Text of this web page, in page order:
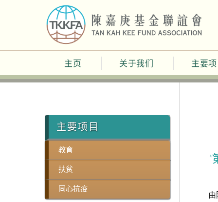
主页 关于我们 主要项
主要项目
教育
扶贫
同心抗疫